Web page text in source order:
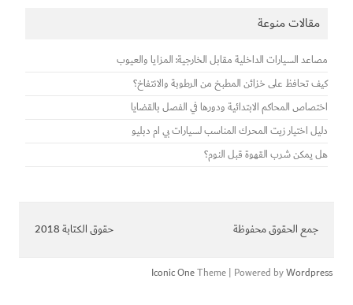
مقالات منوعة
مصاعد السيارات الداخلية مقابل الخارجية: المزايا والعيوب
كيف تحافظ على خزائن المطبخ من الرطوبة والانتفاخ؟
اختصاص المحاكم الابتدائية ودورها في الفصل بالقضايا
دليل اختيار زيت المحرك المناسب لسيارات بي ام دبليو
هل يمكن شرب القهوة قبل النوم؟
حقوق الكتابة 2018 جمع الحقوق محفوظة
Iconic OneTheme | Powered byWordpress